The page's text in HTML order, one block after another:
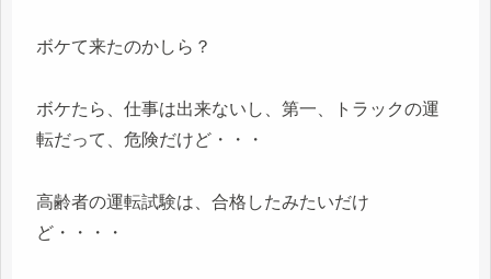
ボケて来たのかしら？
ボケたら、仕事は出来ないし、第一、トラックの運
転だって、危険だけど・・・
高齢者の運転試験は、合格したみたいだけ
ど・・・・